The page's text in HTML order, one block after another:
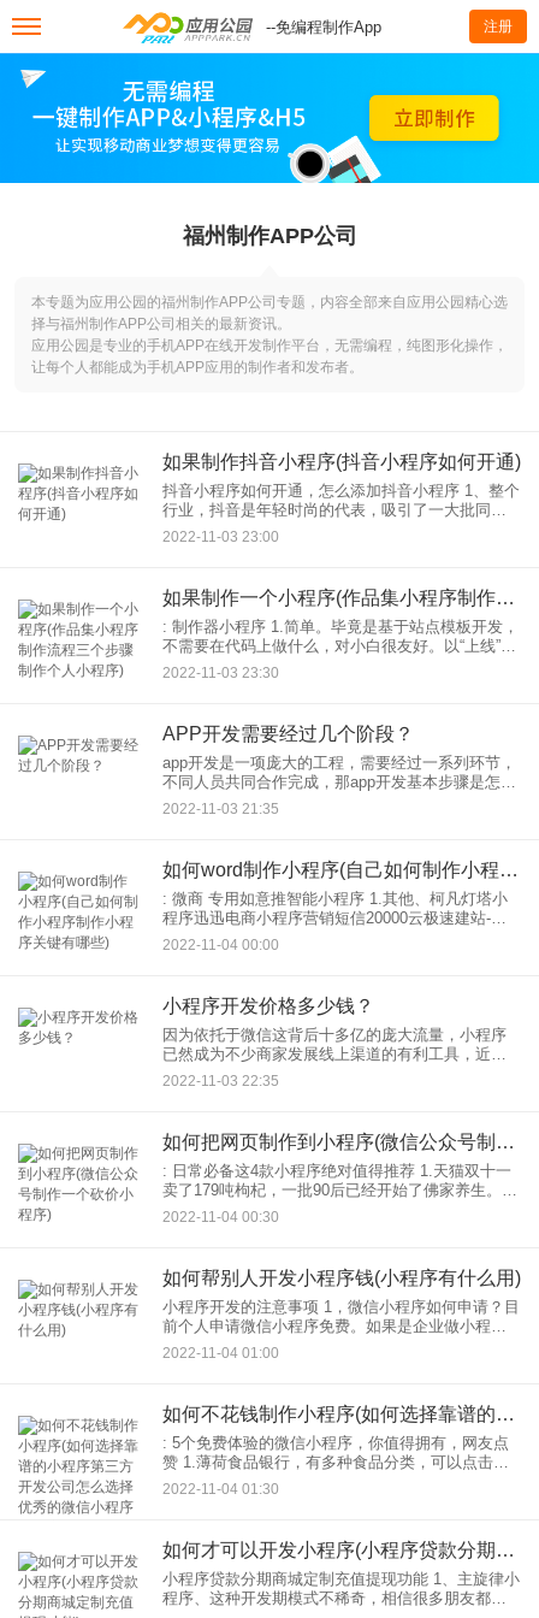
--免编程制作App 注册
福州制作APP公司
本专题为应用公园的福州制作APP公司专题，内容全部来自应用公园精心选
择与福州制作APP公司相关的最新资讯。
应用公园是专业的手机APP在线开发制作平台，无需编程，纯图形化操作，
让每个人都能成为手机APP应用的制作者和发布者。
如果制作抖音小程序(抖音小程序如何开通)
抖音小程序如何开通，怎么添加抖音小程序 1、整个
行业，抖音是年轻时尚的代表，吸引了一大批同样
有调性和消费能力的年轻用户，但是从小孩到老人
各个年龄段的人抖音也参与其中。 2.亿级抖音号带
2022-11-03 23:00
如果制作一个小程序(作品集小程序制作流程三个步骤制作个人小程序)
: 制作器小程序 1.简单。毕竟是基于站点模板开发，
不需要在代码上做什么，对小白很友好。以“上线”小
程序制作平台为例。开发的流程主要有选择模板，
视觉修改模板，相对困难的是修改：但也就是说，
2022-11-03 23:30
APP开发需要经过几个阶段？
app开发是一项庞大的工程，需要经过一系列环节，
不同人员共同合作完成，那app开发基本步骤是怎么
样的呢？app开发需要经过几个阶段？今天应用公园
小编和大家说下。
2022-11-03 21:35
如何word制作小程序(自己如何制作小程序制作小程序关键有哪些)
: 微商 专用如意推智能小程序 1.其他、柯凡灯塔小
程序迅迅电商小程序营销短信20000云极速建站-美
橙定制1来1服务柯凡灯塔小程序主流：010企业可快
2022-11-04 00:00
小程序开发价格多少钱？
因为依托于微信这背后十多亿的庞大流量，小程序
已然成为不少商家发展线上渠道的有利工具，近些
年特别火爆。那小程序开发价格需要多少钱呢？ 小
程序开发价格
2022-11-03 22:35
如何把网页制作到小程序(微信公众号制作一个砍价小程序)
: 日常必备这4款小程序绝对值得推荐 1.天猫双十一
卖了179吨枸杞，一批90后已经开始了佛家养生。本
《健康吃什么》通过测试自己的体质，让自己保持
健康！ 2.美食分享平台。不仅可以和大众分享
2022-11-04 00:30
如何帮别人开发小程序钱(小程序有什么用)
小程序开发的注意事项 1，微信小程序如何申请？目
前个人申请微信小程序免费。如果是企业做小程
序，需要有相关认证。比如营业执照扫描件，法人
身份证正反面扫描件，企业网银。一定要在开发之
2022-11-04 01:00
如何不花钱制作小程序(如何选择靠谱的小程序第三方开发公司怎么选择优秀的微信小程序开发商)
: 5个免费体验的微信小程序，你值得拥有，网友点
赞 1.薄荷食品银行，有多种食品分类，可以点击分
类食品或者直接输入食品名称。每种食物都会详细
介绍，也是减肥健身必备的饮食之一工具。 2.快速
2022-11-04 01:30
如何才可以开发小程序(小程序贷款分期商城定制充值提现功能)
小程序贷款分期商城定制充值提现功能 1、主旋律小
程序、这种开发期模式不稀奇，相信很多朋友都用